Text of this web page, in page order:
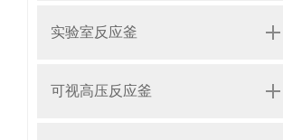
实验室反应釜
可视高压反应釜